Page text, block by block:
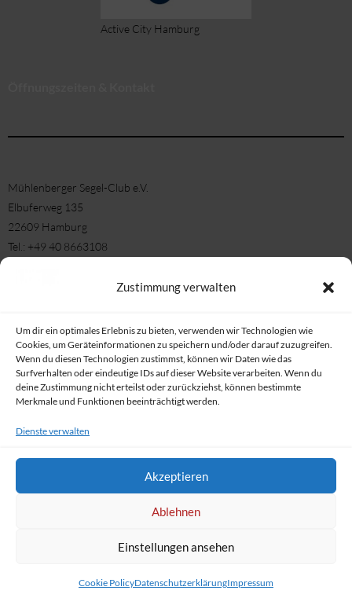
Zustimmung verwalten
Um dir ein optimales Erlebnis zu bieten, verwenden wir Technologien wie
Cookies, um Geräteinformationen zu speichern und/oder darauf zuzugreifen.
Wenn du diesen Technologien zustimmst, können wir Daten wie das
Surfverhalten oder eindeutige IDs auf dieser Website verarbeiten. Wenn du
deine Zustimmung nicht erteilst oder zurückziehst, können bestimmte
Merkmale und Funktionen beeinträchtigt werden.
Dienste verwalten
Akzeptieren
Ablehnen
Einstellungen ansehen
Cookie PolicyDatenschutzerklärungImpressum
Active City Hamburg
Mühlenberger Segel-Club e.V.
Elbuferweg 135
22609 Hamburg
Tel.: +49 40 8663108
E-Mail-Büro: info[at]msc-elbe.de
Öffnungszeiten:
Montag 17 – 19 Uhr
Dienstag 10 – 13 Uhr
Donnerstag 17 – 19 Uhr
oder nach Vereinbarung
© 2016-2026 Mühlenberger Segel-Club e.V.